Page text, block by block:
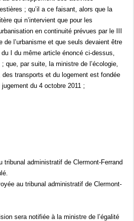
; qu’il a ce faisant, alors que la
qui n’intervient que pour les
en continuité prévues par le III
de l’urbanisme et que seuls devaient être
I du même article énoncé ci-dessus,
que, par suite, la ministre de l’écologie,
des transports et du logement est fondée
du 4 octobre 2011 ;
tribunal administratif de Clermont-Ferrand
au tribunal administratif de Clermont-
sera notifiée à la ministre de l’égalité